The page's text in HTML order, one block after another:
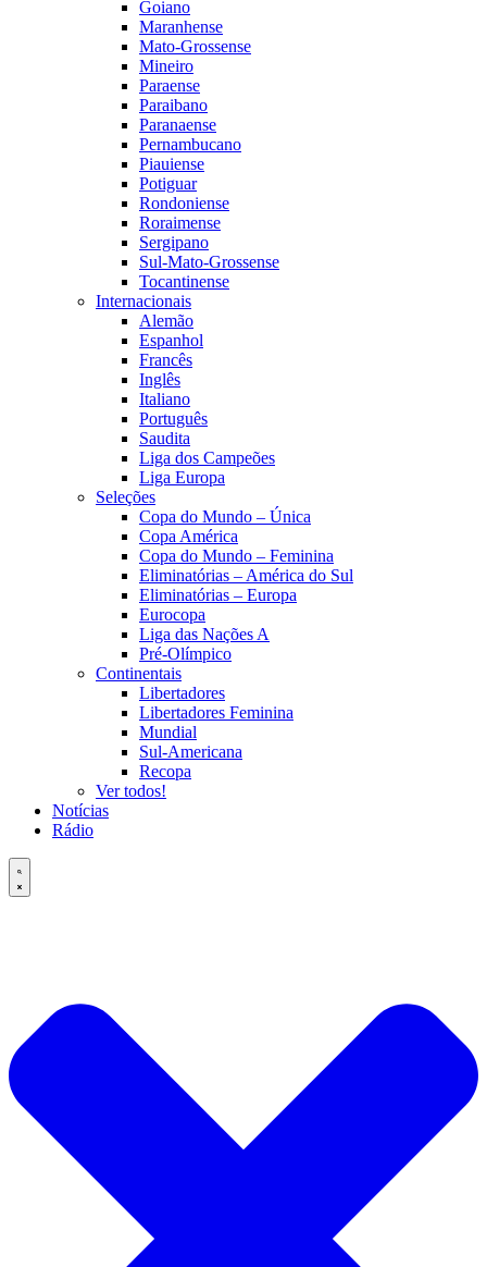
Goiano
Maranhense
Mato-Grossense
Mineiro
Paraense
Paraibano
Paranaense
Pernambucano
Piauiense
Potiguar
Rondoniense
Roraimense
Sergipano
Sul-Mato-Grossense
Tocantinense
Internacionais
Alemão
Espanhol
Francês
Inglês
Italiano
Português
Saudita
Liga dos Campeões
Liga Europa
Seleções
Copa do Mundo – Única
Copa América
Copa do Mundo – Feminina
Eliminatórias – América do Sul
Eliminatórias – Europa
Eurocopa
Liga das Nações A
Pré-Olímpico
Continentais
Libertadores
Libertadores Feminina
Mundial
Sul-Americana
Recopa
Ver todos!
Notícias
Rádio